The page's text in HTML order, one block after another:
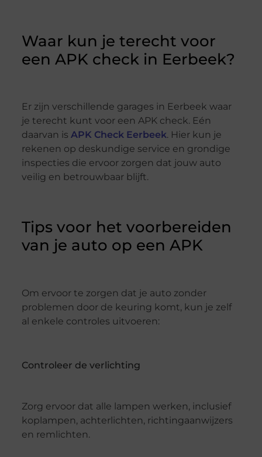
Waar kun je terecht voor
een APK check in Eerbeek?
Er zijn verschillende garages in Eerbeek waar
je terecht kunt voor een APK check. Eén
daarvan is APK Check Eerbeek. Hier kun je
rekenen op deskundige service en grondige
inspecties die ervoor zorgen dat jouw auto
veilig en betrouwbaar blijft.
Tips voor het voorbereiden
van je auto op een APK
Om ervoor te zorgen dat je auto zonder
problemen door de keuring komt, kun je zelf
al enkele controles uitvoeren:
Controleer de verlichting
Zorg ervoor dat alle lampen werken, inclusief
koplampen, achterlichten, richtingaanwijzers
en remlichten.